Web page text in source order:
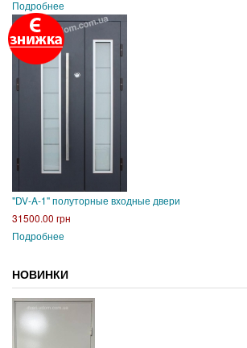
Подробнее
"DV-A-1" полуторные входные двери
31500.00 грн
Подробнее
НОВИНКИ